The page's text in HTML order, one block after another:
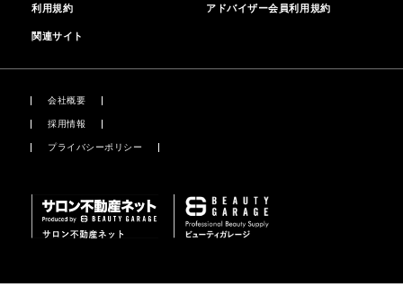
利用規約 アドバイザー会員利用規約
関連サイト
会社概要
採用情報
プライバシーポリシー